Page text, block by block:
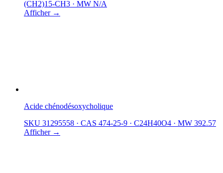
(CH2)15-CH3 · MW N/A
Afficher →
Acide chénodésoxycholique
SKU 31295558 · CAS 474-25-9 · C24H40O4 · MW 392.57
Afficher →